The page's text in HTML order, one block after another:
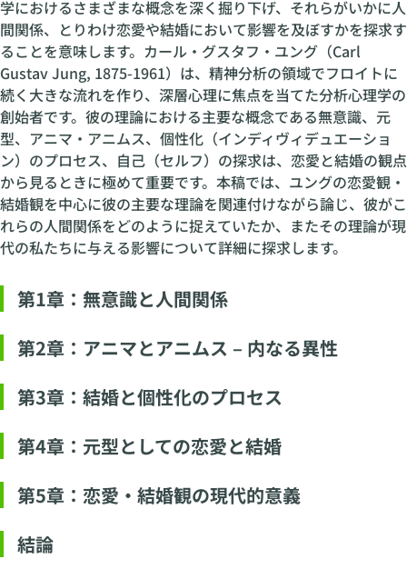
学におけるさまざまな概念を深く掘り下げ、それらがいかに人
間関係、とりわけ恋愛や結婚において影響を及ぼすかを探求す
ることを意味します。カール・グスタフ・ユング（Carl
Gustav Jung, 1875-1961）は、精神分析の領域でフロイトに
続く大きな流れを作り、深層心理に焦点を当てた分析心理学の
創始者です。彼の理論における主要な概念である無意識、元
型、アニマ・アニムス、個性化（インディヴィデュエーショ
ン）のプロセス、自己（セルフ）の探求は、恋愛と結婚の観点
から見るときに極めて重要です。本稿では、ユングの恋愛観・
結婚観を中心に彼の主要な理論を関連付けながら論じ、彼がこ
れらの人間関係をどのように捉えていたか、またその理論が現
代の私たちに与える影響について詳細に探求します。
第1章：無意識と人間関係
第2章：アニマとアニムス – 内なる異性
第3章：結婚と個性化のプロセス
第4章：元型としての恋愛と結婚
第5章：恋愛・結婚観の現代的意義
結論